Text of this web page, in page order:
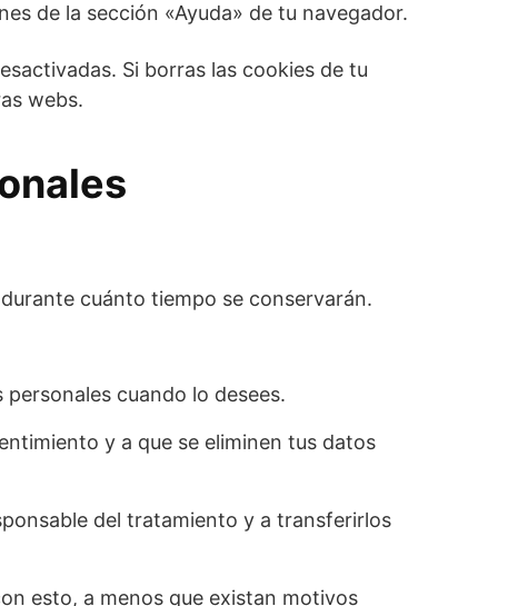
de la sección «Ayuda» de tu navegador.
Si borras las cookies de tu
webs.
cuánto tiempo se conservarán.
cuando lo desees.
y a que se eliminen tus datos
del tratamiento y a transferirlos
esto, a menos que existan motivos